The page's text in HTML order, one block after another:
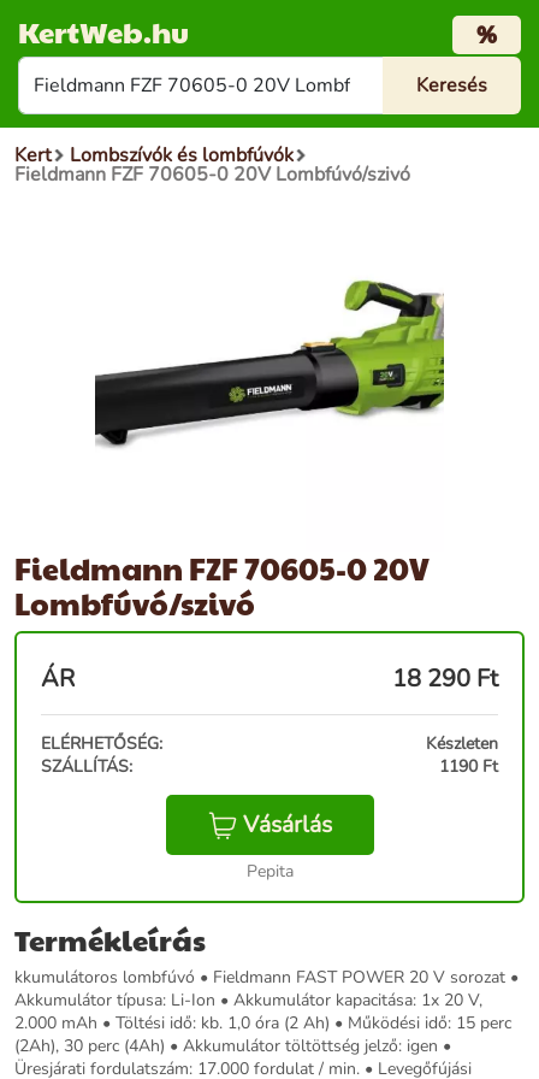
KertWeb.hu %
Kert Lombszívók és lombfúvók
Fieldmann FZF 70605-0 20V Lombfúvó/szivó
Fieldmann FZF 70605-0 20V
Lombfúvó/szivó
ÁR 18 290 Ft
ELÉRHETŐSÉG:
Készleten
SZÁLLÍTÁS:
1190 Ft
Vásárlás
Pepita
Termékleírás
kkumulátoros lombfúvó • Fieldmann FAST POWER 20 V sorozat •
Akkumulátor típusa: Li-Ion • Akkumulátor kapacitása: 1x 20 V,
2.000 mAh • Töltési idő: kb. 1,0 óra (2 Ah) • Működési idő: 15 perc
(2Ah), 30 perc (4Ah) • Akkumulátor töltöttség jelző: igen •
Üresjárati fordulatszám: 17.000 fordulat / min. • Levegőfújási